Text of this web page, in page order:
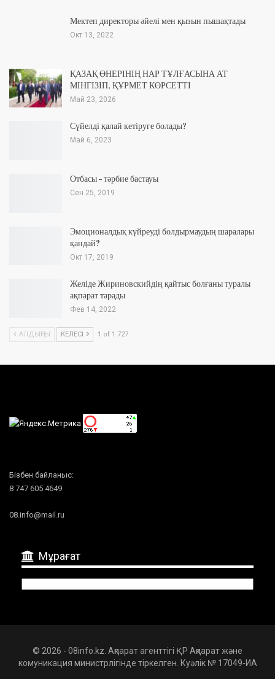
Мектеп директоры әйелі мен қызын пышақтады
Окт 13, 2022
ҚАЗАҚ ӨНЕРІНІҢ НАР ТҰЛҒАСЫНА АТ
МІНГІЗІП, ҚҰРМЕТ КӨРСЕТТІ
Май 23, 2026
Сүйелді қалай кетіруге болады?
Май 6, 2023
Отбасы – тәрбие бастауы
Сен 25, 2019
Эмоционалдық күйреуді болдырмаудың шаралары
қандай?
Окт 17, 2019
Желіде Жириновскийдің қайтыс болғаны туралы
ақпарат тарады
Фев 14, 2022
АЛДЫҢҒЫ КЕЛЕСІ 1 of 1 727
Бізбен байланыс:
8 747 605 4649
08.info@mail.ru
Мұрағат
© 2026 - 08info.kz. Ақпарат агенттігі ҚР Ақпарат және
комуникация министрлігінде тіркелген. Куәлік № 17049-ИА